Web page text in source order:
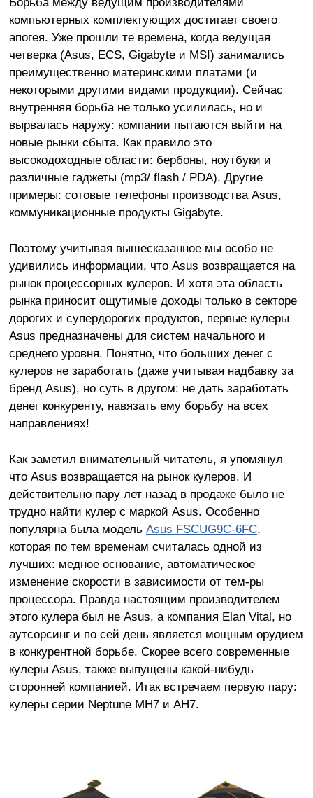
компьютерных комплектующих достигает своего
апогея. Уже прошли те времена, когда ведущая
четверка (Asus, ECS, Gigabyte и MSI) занимались
преимущественно материнскими платами (и
некоторыми другими видами продукции). Сейчас
внутренняя борьба не только усилилась, но и
вырвалась наружу: компании пытаются выйти на
новые рынки сбыта. Как правило это
высокодоходные области: бербоны, ноутбуки и
различные гаджеты (mp3/ flash / PDA). Другие
примеры: сотовые телефоны производства Asus,
коммуникационные продукты Gigabyte.
Поэтому учитывая вышесказанное мы особо не
удивились информации, что Asus возвращается на
рынок процессорных кулеров. И хотя эта область
рынка приносит ощутимые доходы только в секторе
дорогих и супердорогих продуктов, первые кулеры
Asus предназначены для систем начального и
среднего уровня. Понятно, что больших денег с
кулеров не заработать (даже учитывая надбавку за
бренд Asus), но суть в другом: не дать заработать
денег конкуренту, навязать ему борьбу на всех
направлениях!
Как заметил внимательный читатель, я упомянул
что Asus возвращается на рынок кулеров. И
действительно пару лет назад в продаже было не
трудно найти кулер с маркой Asus. Особенно
популярна была модель Asus FSCUG9C-6FC,
которая по тем временам считалась одной из
лучших: медное основание, автоматическое
изменение скорости в зависимости от тем-ры
процессора. Правда настоящим производителем
этого кулера был не Asus, а компания Elan Vital, но
аутсорсинг и по сей день является мощным орудием
в конкурентной борьбе. Скорее всего современные
кулеры Asus, также выпущены какой-нибудь
сторонней компанией. Итак встречаем первую пару:
кулеры серии Neptune MH7 и AH7.